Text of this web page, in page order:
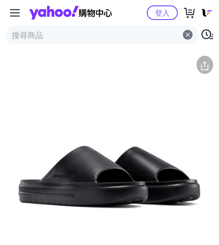
Yahoo購物中心
登入
簡介 評價 (0) 猜你喜歡